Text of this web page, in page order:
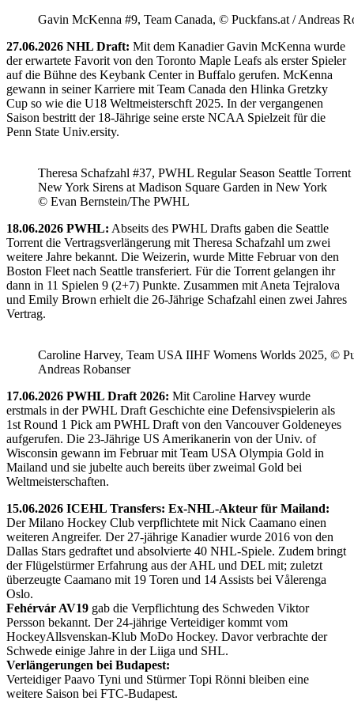
Gavin McKenna #9, Team Canada, © Puckfans.at / Andreas
27.06.2026 NHL Draft: Mit dem Kanadier Gavin McKenna wurde
der erwartete Favorit von den Toronto Maple Leafs als erster Spieler
auf die Bühne des Keybank Center in Buffalo gerufen. McKenna
gewann in seiner Karriere mit Team Canada den Hlinka Gretzky
Cup so wie die U18 Weltmeisterschft 2025. In der vergangenen
Saison bestritt der 18-Jährige seine erste NCAA Spielzeit für die
Penn State Univ.ersity.
Theresa Schafzahl #37, PWHL Regular Season Seattle Torrent
New York Sirens at Madison Square Garden in New York
© Evan Bernstein/The PWHL
18.06.2026 PWHL: Abseits des PWHL Drafts gaben die Seattle
Torrent die Vertragsverlängerung mit Theresa Schafzahl um zwei
weitere Jahre bekannt. Die Weizerin, wurde Mitte Februar von den
Boston Fleet nach Seattle transferiert. Für die Torrent gelangen ihr
dann in 11 Spielen 9 (2+7) Punkte. Zusammen mit Aneta Tejralova
und Emily Brown erhielt die 26-Jährige Schafzahl einen zwei Jahres
Vertrag.
Caroline Harvey, Team USA IIHF Womens Worlds 2025, ©
Andreas Robanser
17.06.2026 PWHL Draft 2026: Mit Caroline Harvey wurde
erstmals in der PWHL Draft Geschichte eine Defensivspielerin als
1st Round 1 Pick am PWHL Draft von den Vancouver Goldeneyes
aufgerufen. Die 23-Jährige US Amerikanerin von der Univ. of
Wisconsin gewann im Februar mit Team USA Olympia Gold in
Mailand und sie jubelte auch bereits über zweimal Gold bei
Weltmeisterschaften.
15.06.2026 ICEHL Transfers: Ex-NHL-Akteur für Mailand:
Der Milano Hockey Club verpflichtete mit Nick Caamano einen
weiteren Angreifer. Der 27-jährige Kanadier wurde 2016 von den
Dallas Stars gedraftet und absolvierte 40 NHL-Spiele. Zudem bringt
der Flügelstürmer Erfahrung aus der AHL und DEL mit; zuletzt
überzeugte Caamano mit 19 Toren und 14 Assists bei Vålerenga
Oslo.
Fehérvár AV19 gab die Verpflichtung des Schweden Viktor
Persson bekannt. Der 24-jährige Verteidiger kommt vom
HockeyAllsvenskan-Klub MoDo Hockey. Davor verbrachte der
Schwede einige Jahre in der Liiga und SHL.
Verlängerungen bei Budapest:
Verteidiger Paavo Tyni und Stürmer Topi Rönni bleiben eine
weitere Saison bei FTC-Budapest.